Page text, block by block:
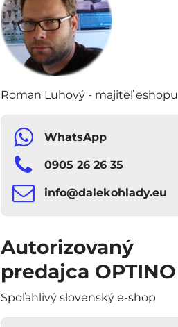
Roman Luhový - majiteľ eshopu
WhatsApp
0905 26 26 35
info​​@dalekohlady​​.eu
Autorizovaný
predajca OPTINO
Spoľahlivý slovenský e-shop